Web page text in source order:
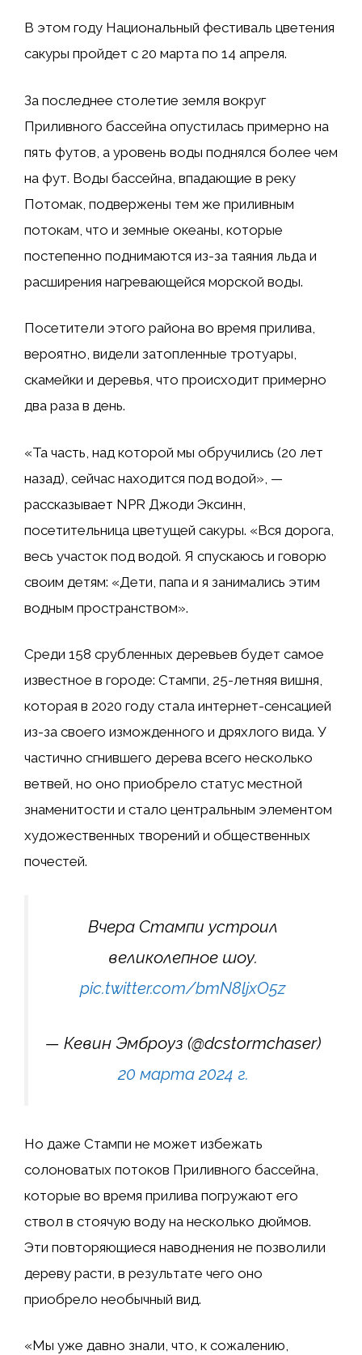
В этом году Национальный фестиваль цветения
сакуры пройдет с 20 марта по 14 апреля.
За последнее столетие земля вокруг
Приливного бассейна опустилась примерно на
пять футов, а уровень воды поднялся более чем
на фут. Воды бассейна, впадающие в реку
Потомак, подвержены тем же приливным
потокам, что и земные океаны, которые
постепенно поднимаются из-за таяния льда и
расширения нагревающейся морской воды.
Посетители этого района во время прилива,
вероятно, видели затопленные тротуары,
скамейки и деревья, что происходит примерно
два раза в день.
«Та часть, над которой мы обручились (20 лет
назад), сейчас находится под водой», —
рассказывает NPR Джоди Эксинн,
посетительница цветущей сакуры. «Вся дорога,
весь участок под водой. Я спускаюсь и говорю
своим детям: «Дети, папа и я занимались этим
водным пространством».
Среди 158 срубленных деревьев будет самое
известное в городе: Стампи, 25-летняя вишня,
которая в 2020 году стала интернет-сенсацией
из-за своего изможденного и дряхлого вида. У
частично сгнившего дерева всего несколько
ветвей, но оно приобрело статус местной
знаменитости и стало центральным элементом
художественных творений и общественных
почестей.
Вчера Стампи устроил
великолепное шоу.
pic.twitter.com/bmN8ljxO5z
— Кевин Эмброуз (@dcstormchaser)
20 марта 2024 г.
Но даже Стампи не может избежать
солоноватых потоков Приливного бассейна,
которые во время прилива погружают его
ствол в стоячую воду на несколько дюймов.
Эти повторяющиеся наводнения не позволили
дереву расти, в результате чего оно
приобрело необычный вид.
«Мы уже давно знали, что, к сожалению,